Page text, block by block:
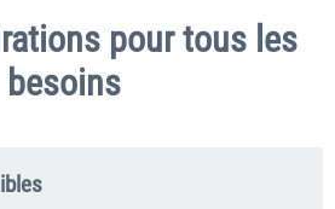
pour tous les
besoins